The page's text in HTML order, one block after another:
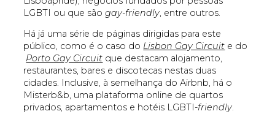
LGBTI ou que sãogay-friendly, entre outros.
Há já uma série de páginas dirigidas para este
público, como é o caso do Lisbon Gay Circuit e do
Porto Gay Circuit que destacam alojamento,
restaurantes, bares e discotecas nestas duas
cidades. Inclusive, à semelhança do Airbnb, há o
Misterb&b, uma plataforma online de quartos
privados, apartamentos e hotéis LGBTI-friendly.